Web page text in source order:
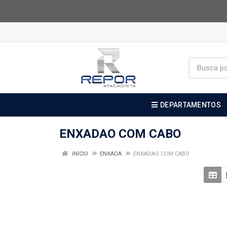
DEPARTAMENTOS
ENXADAO COM CABO
INÍCIO ENXADA ENXADAO COM CABO